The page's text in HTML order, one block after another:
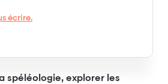
spéléologie, explorer les
écrire.